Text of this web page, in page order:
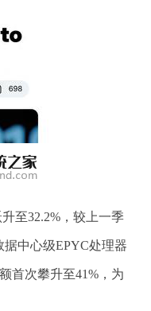
至32.2%，较上一季
中心级EPYC处理器
首次攀升至41%，为